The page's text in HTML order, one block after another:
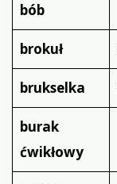
bób
brokuł
brukselka
burak
ćwikłowy